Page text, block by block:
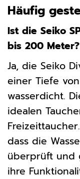
Häufig
Ist die Seiko
bis 200 Meter?
Ja, die Seiko
einer Tiefe
wasserdicht.
idealen
dass die
überprüft und
ihre